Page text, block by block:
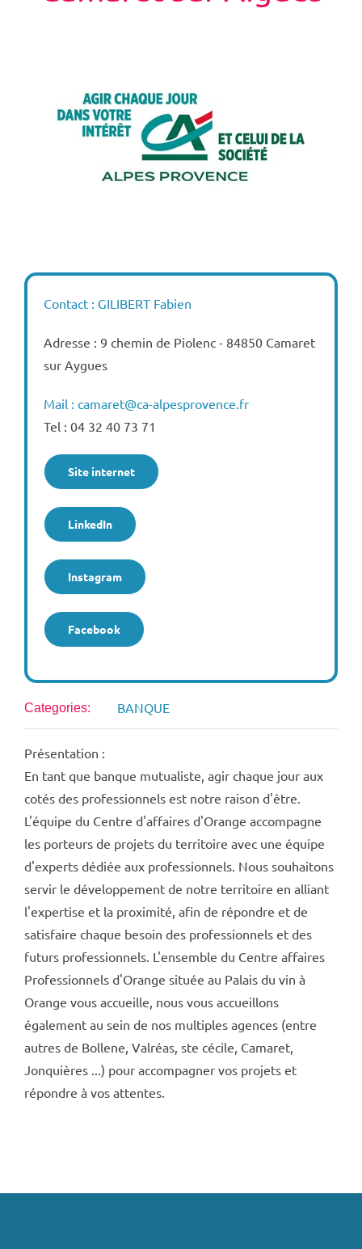
Contact : GILIBERT Fabien
Adresse : 9 chemin de Piolenc - 84850 Camaret
sur Aygues
Mail : camaret@ca-alpesprovence.fr
Tel : 04 32 40 73 71
Site internet
LinkedIn
Instagram
Facebook
Categories: BANQUE
Présentation :
En tant que banque mutualiste, agir chaque jour aux
cotés des professionnels est notre raison d'être.
L'équipe du Centre d'affaires d'Orange accompagne
les porteurs de projets du territoire avec une équipe
d'experts dédiée aux professionnels. Nous souhaitons
servir le développement de notre territoire en alliant
l'expertise et la proximité, afin de répondre et de
satisfaire chaque besoin des professionnels et des
futurs professionnels. L'ensemble du Centre affaires
Professionnels d'Orange située au Palais du vin à
Orange vous accueille, nous vous accueillons
également au sein de nos multiples agences (entre
autres de Bollene, Valréas, ste cécile, Camaret,
Jonquières ...) pour accompagner vos projets et
répondre à vos attentes.